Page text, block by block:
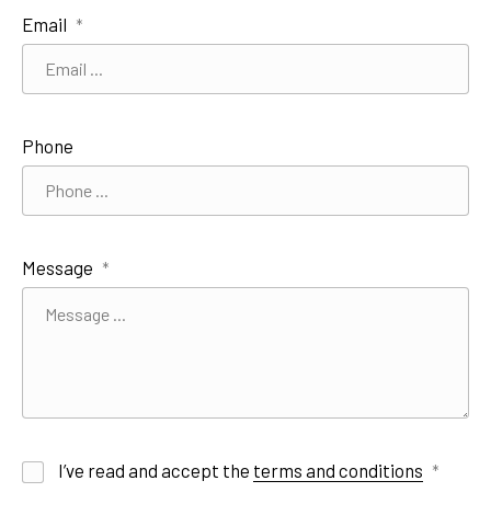
Email *
Phone
Message *
I’ve read and accept the terms and conditions *